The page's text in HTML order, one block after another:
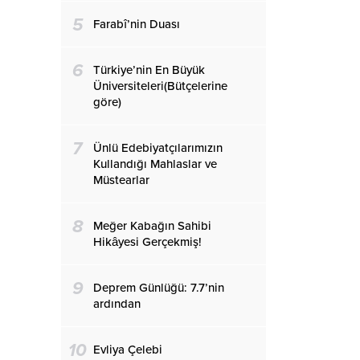
5 Farabî’nin Duası
6
Türkiye’nin En Büyük
Üniversiteleri(Bütçelerine
göre)
7
Ünlü Edebiyatçılarımızın
Kullandığı Mahlaslar ve
Müstearlar
8
Meğer Kabağın Sahibi
Hikâyesi Gerçekmiş!
9
Deprem Günlüğü: 7.7’nin
ardından
10 Evliya Çelebi